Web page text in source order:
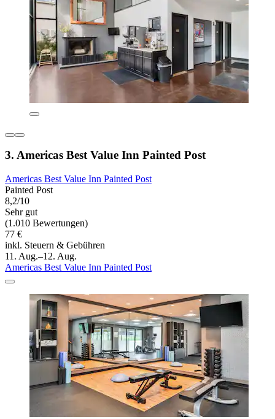
3. Americas Best Value Inn Painted Post
Americas Best Value Inn Painted Post
Painted Post
8,2/10
Sehr gut
(1.010 Bewertungen)
77 €
inkl. Steuern & Gebühren
11. Aug.–12. Aug.
Americas Best Value Inn Painted Post